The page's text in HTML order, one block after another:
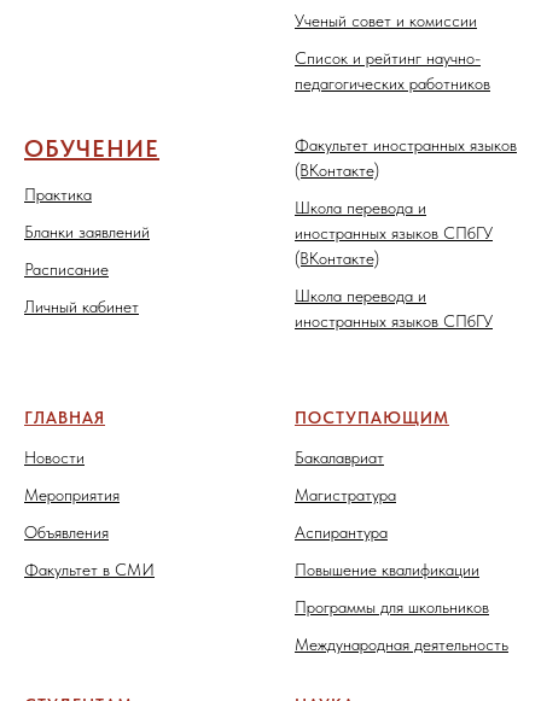
Ученый совет и комиссии
Список и рейтинг научно-
педагогических работников
ОБУЧЕНИЕ
Практика
Бланки заявлений
Расписание
Личный кабинет
Факультет иностранных языков
(ВКонтакте)
Школа перевода и
иностранных языков СПбГУ
(ВКонтакте)
Школа перевода и
иностранных языков СПбГУ
ГЛАВНАЯ
Новости
Мероприятия
Объявления
Факультет в СМИ
ПОСТУПАЮЩИМ
Бакалавриат
Магистратура
Аспирантура
Повышение квалификации
Программы для школьников
Международная деятельность